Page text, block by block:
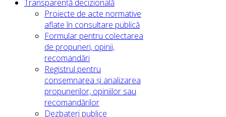
Transparență decizională
Proiecte de acte normative
aflate în consultare publică
Formular pentru colectarea
de propuneri, opinii,
recomandări
Registrul pentru
consemnarea și analizarea
propunerilor, opiniilor sau
recomandărilor
Dezbateri publice